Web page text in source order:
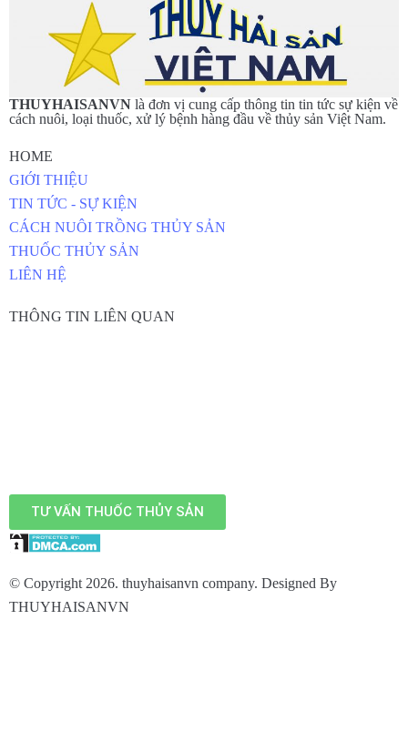
THUYHAISANVN là đơn vị cung cấp thông tin tin tức sự kiện về
cách nuôi, loại thuốc, xử lý bệnh hàng đầu về thủy sản Việt Nam.
HOME
GIỚI THIỆU
TIN TỨC - SỰ KIỆN
CÁCH NUÔI TRỒNG THỦY SẢN
THUỐC THỦY SẢN
LIÊN HỆ
THÔNG TIN LIÊN QUAN
TƯ VẤN THUỐC THỦY SẢN
© Copyright 2026. thuyhaisanvn company. Designed By
THUYHAISANVN